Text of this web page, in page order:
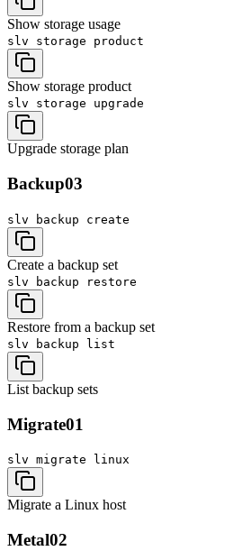
Show storage usage
slv storage product
Show storage product
slv storage upgrade
Upgrade storage plan
Backup03
slv backup create
Create a backup set
slv backup restore
Restore from a backup set
slv backup list
List backup sets
Migrate01
slv migrate linux
Migrate a Linux host
Metal02